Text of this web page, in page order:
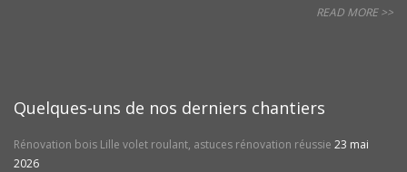
READ MORE >>
Quelques-uns de nos derniers chantiers
Rénovation bois Lille volet roulant, astuces rénovation réussie 23 mai
2026